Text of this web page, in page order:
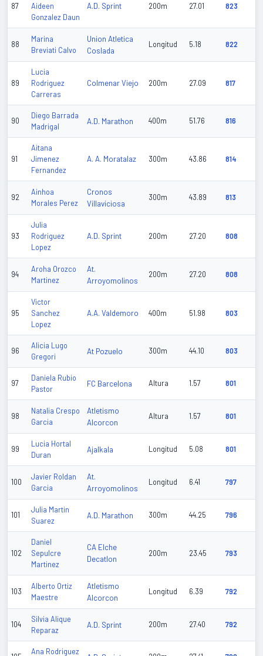
87
Aideen
Gonzalez Daun
A.D. Sprint 200m 27.01 823
88
Marina
Breviati Calvo
Union Atletica
Coslada
Longitud 5.18 822
89
Lucia
Rodriguez
Carreras
Colmenar Viejo 200m 27.09 817
90
Diego Barrada
Madrigal
A.D. Marathon 400m 51.76 816
91
Aitana
Jimenez
Fernandez
A. A. Moratalaz 300m 43.86 814
92
Ainhoa
Morales Perez
Cronos
Villaviciosa
300m 43.89 813
93
Julia
Rodriguez
Lopez
A.D. Sprint 200m 27.20 808
94
Aroha Orozco
Martinez
At.
Arroyomolinos
200m 27.20 808
95
Victor
Sanchez
Lopez
A.A. Valdemoro 400m 51.98 803
96
Alicia Lugo
Gregori
At Pozuelo 300m 44.10 803
97
Daniela Rubio
Pastor
FC Barcelona Altura 1.57 801
98
Natalia Crespo
Garcia
Atletismo
Alcorcon
Altura 1.57 801
99
Lucia Hortal
Duran
Ajalkala Longitud 5.08 801
100
Javier Roldan
Garcia
At.
Arroyomolinos
Longitud 6.41 797
101
Julia Martin
Suarez
A.D. Marathon 300m 44.25 796
102
Daniel
Sepulcre
Martinez
CA Elche
Decatlon
200m 23.45 793
103
Alberto Ortiz
Maestre
Atletismo
Alcorcon
Longitud 6.39 792
104
Silvia Alique
Reparaz
A.D. Sprint 200m 27.40 792
Ana Rodriguez